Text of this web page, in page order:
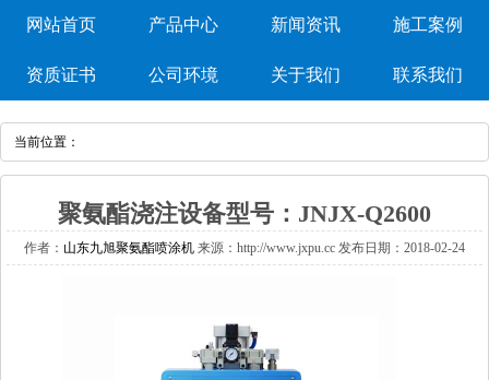
网站首页 产品中心 新闻资讯 施工案例
资质证书 公司环境 关于我们 联系我们
当前位置：
聚氨酯浇注设备型号：JNJX-Q2600
作者： 山东九旭聚氨酯喷涂机 来源：http://www.jxpu.cc发布日期：2018-02-24